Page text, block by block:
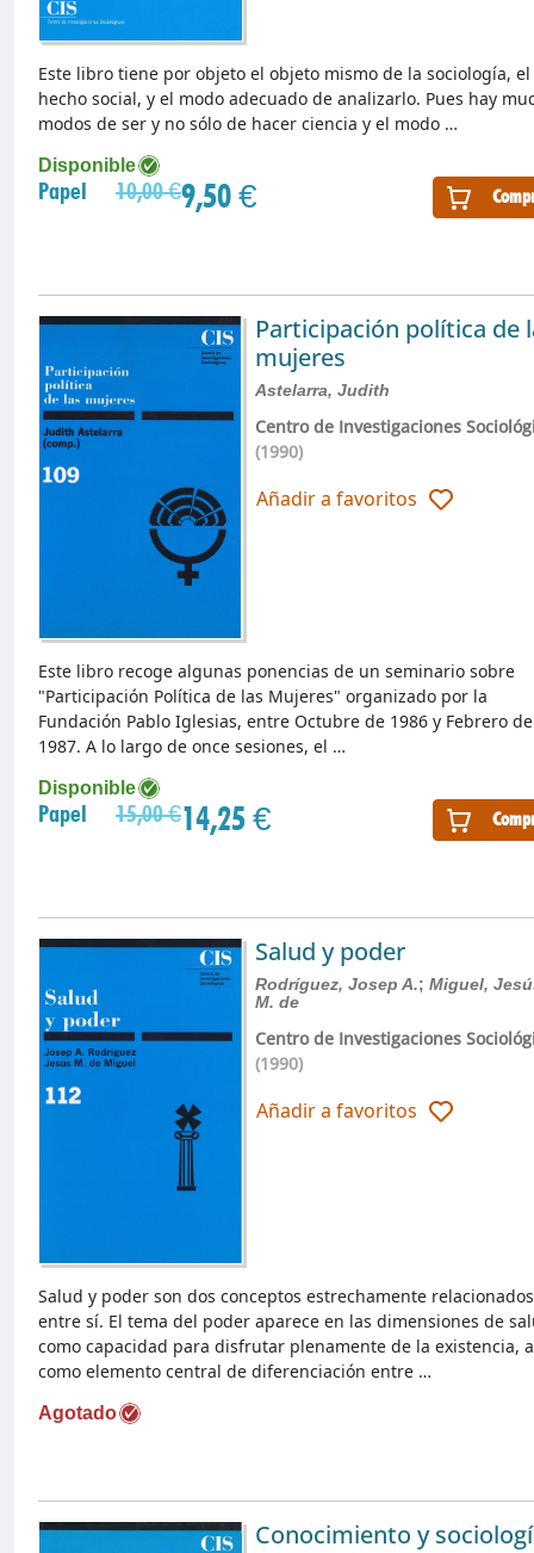
Disponible
Papel 10,00 €9,50 €
Este libro tiene por objeto el objeto mismo de la sociología, el
hecho social, y el modo adecuado de analizarlo. Pues hay
modos de ser y no sólo de hacer ciencia y el modo …
Participación política de
mujeres
Astelarra, Judith
Centro de Investigaciones
(1990)
Añadir a favoritos
Disponible
Papel 15,00 €14,25 €
Este libro recoge algunas ponencias de un seminario sobre
"Participación Política de las Mujeres" organizado por la
Fundación Pablo Iglesias, entre Octubre de 1986 y Febrero de
1987. A lo largo de once sesiones, el …
Salud y poder
Rodríguez, Josep A.; Miguel,
M. de
Centro de Investigaciones
(1990)
Añadir a favoritos
Agotado
Salud y poder son dos conceptos estrechamente relacionados
entre sí. El tema del poder aparece en las dimensiones de
como capacidad para disfrutar plenamente de la existencia,
como elemento central de diferenciación entre …
Conocimiento y